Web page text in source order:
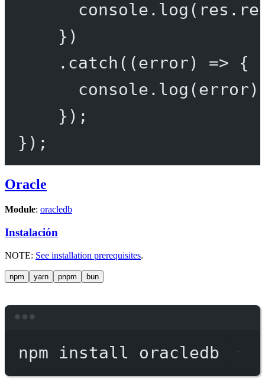
console. log
})
. catch ((error) => {
console. log
});
});
Oracle
Module: oracledb
Instalación
NOTE: See installation prerequisites.
npm yarn pnpm bun
npm install oracledb